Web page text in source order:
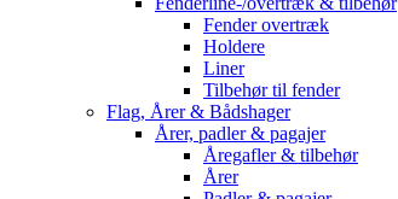
Fender overtræk
Holdere
Liner
Tilbehør til fender
Flag, Årer & Bådshager
Årer, padler & pagajer
Åregafler & tilbehør
Årer